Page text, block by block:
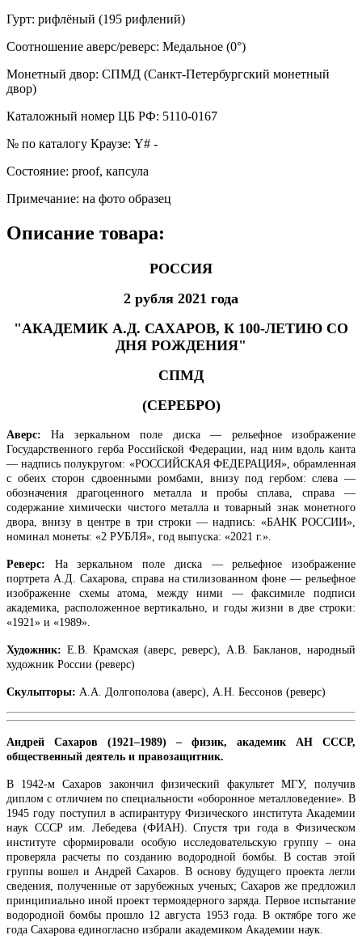
Гурт: рифлёный (195 рифлений)
Соотношение аверс/реверс: Медальное (0°)
Монетный двор: СПМД (Санкт-Петербургский монетный
двор)
Каталожный номер ЦБ РФ: 5110-0167
№ по каталогу Краузе: Y# -
Состояние: proof, капсула
Примечание: на фото образец
Описание товара:
РОССИЯ
2 рубля 2021 года
"АКАДЕМИК А.Д. САХАРОВ, К 100-ЛЕТИЮ СО
ДНЯ РОЖДЕНИЯ"
СПМД
(СЕРЕБРО)
Аверс: На зеркальном поле диска — рельефное изображение
Государственного герба Российской Федерации, над ним вдоль канта
— надпись полукругом: «РОССИЙСКАЯ ФЕДЕРАЦИЯ», обрамленная
с обеих сторон сдвоенными ромбами, внизу под гербом: слева —
обозначения драгоценного металла и пробы сплава, справа —
содержание химически чистого металла и товарный знак монетного
двора, внизу в центре в три строки — надпись: «БАНК РОССИИ»,
номинал монеты: «2 РУБЛЯ», год выпуска: «2021 г.».
Реверс: На зеркальном поле диска — рельефное изображение
портрета А.Д. Сахарова, справа на стилизованном фоне — рельефное
изображение схемы атома, между ними — факсимиле подписи
академика, расположенное вертикально, и годы жизни в две строки:
«1921» и «1989».
Художник: Е.В. Крамская (аверс, реверс), А.В. Бакланов, народный
художник России (реверс)
Скульпторы: А.А. Долгополова (аверс), А.Н. Бессонов (реверс)
Андрей Сахаров (1921–1989) – физик, академик АН СССР,
общественный деятель и правозащитник.
В 1942-м Сахаров закончил физический факультет МГУ, получив
диплом с отличием по специальности «оборонное металловедение». В
1945 году поступил в аспирантуру Физического института Академии
наук СССР им. Лебедева (ФИАН). Спустя три года в Физическом
институте сформировали особую исследовательскую группу – она
проверяла расчеты по созданию водородной бомбы. В состав этой
группы вошел и Андрей Сахаров. В основу будущего проекта легли
сведения, полученные от зарубежных ученых; Сахаров же предложил
принципиально иной проект термоядерного заряда. Первое испытание
водородной бомбы прошло 12 августа 1953 года. В октябре того же
года Сахарова единогласно избрали академиком Академии наук.